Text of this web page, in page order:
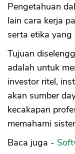
Pengetahuan
lain cara kerja
serta etika yang
Tujuan
adalah untuk
investor ritel,
akan sumber
kecakapan
memahami
Baca juga -